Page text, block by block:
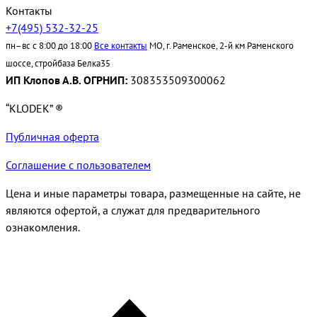
Контакты
+7(495) 532-32-25
пн–вс с 8:00 до 18:00 Все контакты МО, г. Раменское, 2-й км Раменского
шоссе, стройбаза Белка35
ИП Клопов А.В. ОГРНИП: 308353509300062
“KLODEK” ®
Публичная оферта
Соглашение с пользователем
Цена и иные параметры товара, размещенные на сайте, не
являются офертой, а служат для предварительного
ознакомления.